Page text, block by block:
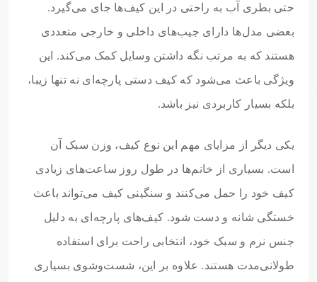
حتی بطری آب به راحتی در این کیف‌ها جای می‌گیرد.
بعضی مدل‌ها دارای جیب‌های داخلی و خارجی متعددی
هستند که به مرتب نگه داشتن وسایل کمک می‌کند. این
ویژگی باعث می‌شود که کیف دستی پارچه‌ای نه تنها زیبا،
بلکه بسیار کاربردی نیز باشد.
یکی دیگر از مزایای مهم این نوع کیف، وزن سبک آن
است. بسیاری از خانم‌ها در طول روز ساعت‌های زیادی
کیف خود را حمل می‌کنند و سنگینی کیف می‌تواند باعث
خستگی شانه و دست شود. کیف‌های پارچه‌ای به دلیل
جنس نرم و سبک خود، انتخابی راحت برای استفاده
طولانی‌مدت هستند. علاوه بر این، شست‌وشوی بسیاری